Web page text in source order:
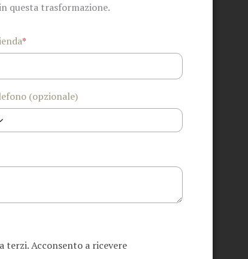
questa trasformazione.
*
(opzionale)
terzi. Acconsento a ricevere